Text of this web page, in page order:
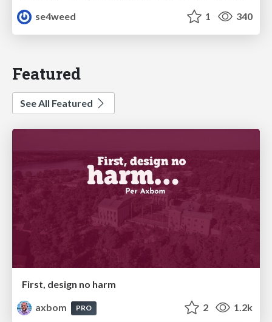
se4weed
1 340
Featured
See All Featured
First, design no harm
axbom
PRO 2 1.2k